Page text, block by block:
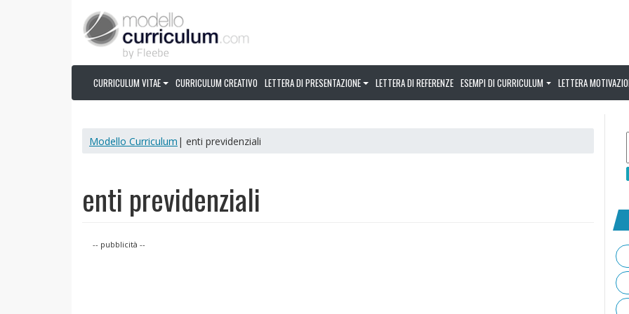
CURRICULUM VITAE CURRICULUM CREATIVO LETTERA DI PRESENTAZIONE LETTERA DI REFERENZE ESEMPI DI CURRICULUM LETTERA
Modello Curriculum | enti previdenziali
enti previdenziali
-- pubblicità --